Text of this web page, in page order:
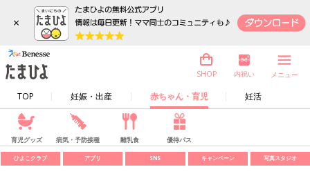
×
TOP 妊娠・出産 赤ちゃん・育児 妊活
SHOP 内祝い メニュー
育児グッズ 病気・予防接種 離乳食 優待パス
ひよこクラブ アプリ SNS キャンペーン 写真スタジオ